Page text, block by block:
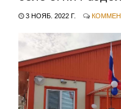
3 НОЯБ. 2022 Г.